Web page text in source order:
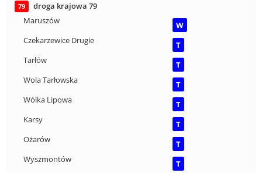
79
droga krajowa 79
Maruszów
W
Czekarzewice Drugie
T
Tarłów
T
Wola Tarłowska
T
Wólka Lipowa
T
Karsy
T
Ożarów
T
Wyszmontów
T